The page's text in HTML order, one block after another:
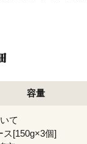
容量
て
ス[150g×3個]